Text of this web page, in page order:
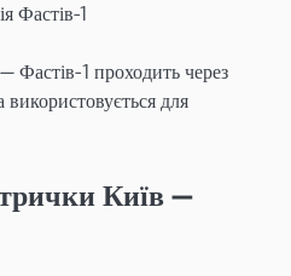
Фастів-1
1 проходить через
використовується для
Київ —